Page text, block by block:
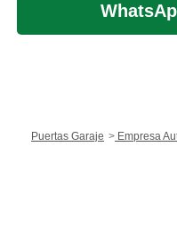
Puertas Garaje Empresa